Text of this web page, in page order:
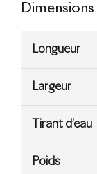
Dimensions
Longueur
Largeur
Tirant d’eau
Poids